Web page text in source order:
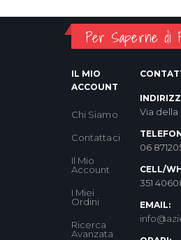
Per Saperne di
IL MIO
ACCOUNT
Chi Siamo
Contattaci
Il Mio
Account
I Miei
Ordini
Ricerca
Avanzata
Via della
06
CELL/
351
EMAIL: